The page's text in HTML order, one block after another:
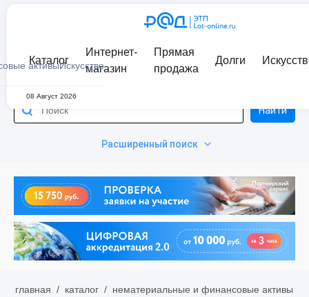
активыИскусство
Каталог
Интернет-
магазин
Прямая
продажа
Долги
08 Август 2026
Расширенный поиск
Найти
главная / каталог / нематериальные и финансовые активы